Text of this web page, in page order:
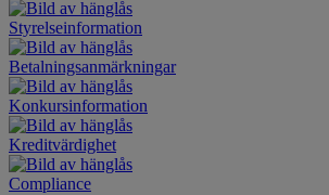
Styrelseinformation
Betalningsanmärkningar
Konkursinformation
Kreditvärdighet
Compliance